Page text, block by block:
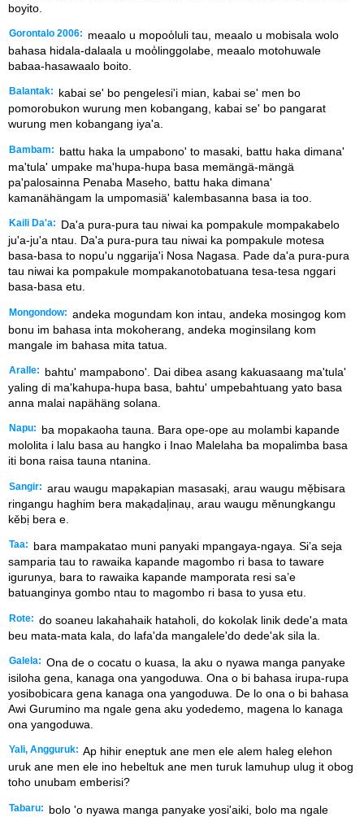
boyito.
Gorontalo 2006:
meaalo u mopoo̒luli tau, meaalo u mobisala wolo
bahasa hidala-dalaala u moo̒linggolabe, meaalo motohuwale
babaa-hasawaalo boito.
Balantak:
kabai se' bo pengelesi'i mian, kabai se' men bo
pomorobukon wurung men kobangang, kabai se' bo pangarat
wurung men kobangang iya'a.
Bambam:
battu haka la umpabono' to masaki, battu haka dimana'
ma'tula' umpake ma'hupa-hupa basa memängä-mängä
pa'palosainna Penaba Maseho, battu haka dimana'
kamanähängam la umpomasiä' kalembasanna basa ia too.
Kaili Da'a:
Da'a pura-pura tau niwai ka pompakule mompakabelo
ju'a-ju'a ntau. Da'a pura-pura tau niwai ka pompakule motesa
basa-basa to nopu'u nggarija'i Nosa Nagasa. Pade da'a pura-pura
tau niwai ka pompakule mompakanotobatuana tesa-tesa nggari
basa-basa etu.
Mongondow: andeka mogundam kon intau, andeka mosingog kom
bonu im bahasa inta mokoherang, andeka moginsilang kom
mangale im bahasa mita tatua.
Aralle:
bahtu' mampabono'. Dai dibea asang kakuasaang ma'tula'
yaling di ma'kahupa-hupa basa, bahtu' umpebahtuang yato basa
anna malai napähäng solana.
Napu:
ba mopakaoha tauna. Bara ope-ope au molambi kapande
mololita i lalu basa au hangko i Inao Malelaha ba mopalimba basa
iti bona raisa tauna ntanina.
Sangir: arau waugu mapạkapian masasakị, arau waugu mẹ̌bisara
ringangu haghim bera makạdal᷊inaụ, arau waugu měnungkangu
kěbị bera e.
Taa:
bara mampakatao muni panyaki mpangaya-ngaya. Si’a seja
samparia tau to rawaika kapande magombo ri basa to taware
igurunya, bara to rawaika kapande mamporata resi sa’e
batuanginya gombo ntau to magombo ri basa to yusa etu.
Rote: do soaneu lakahahaik hataholi, do kokolak linik dede'a mata
beu mata-mata kala, do lafa'da mangalele'do dede'ak sila la.
Galela: Ona de o cocatu o kuasa, la aku o nyawa manga panyake
isiloha gena, kanaga ona yangoduwa. Ona o bi bahasa irupa-rupa
yosibobicara gena kanaga ona yangoduwa. De lo ona o bi bahasa
Awi Gurumino ma ngale gena aku yodedemo, magena lo kanaga
ona yangoduwa.
Yali, Angguruk: Ap hihir eneptuk ane men ele alem haleg elehon
uruk ane men ele ino hebeltuk ane men turuk lamuhup ulug it obog
toho unubam emberisi?
Tabaru:
bolo 'o nyawa manga panyake yosi'aiki, bolo ma ngale